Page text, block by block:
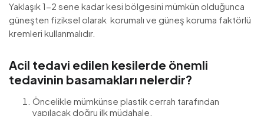
Yaklaşık 1-2 sene kadar kesi bölgesini mümkün olduğunca
güneşten fiziksel olarak korumalı ve güneş koruma faktörlü
kremleri kullanmalıdır.
Acil tedavi edilen kesilerde önemli
tedavinin basamakları nelerdir?
Öncelikle mümkünse plastik cerrah tarafından
yapılacak doğru ilk müdahale,